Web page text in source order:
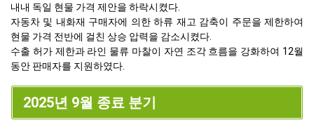
내내 독일 현물 가격 제안을 하락시켰다.
자동차 및 내화재 구매자에 의한 하류 재고 감축이 주문을 제한하여
현물 가격 전반에 걸친 상승 압력을 감소시켰다.
수출 허가 제한과 라인 물류 마찰이 자연 조각 흐름을 강화하여 12월
동안 판매자를 지원하였다.
2025년 9월 종료 분기